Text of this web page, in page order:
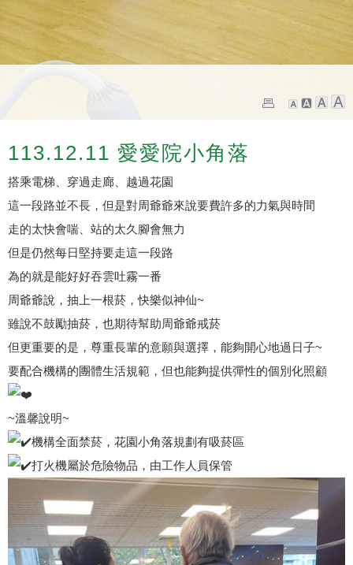
113.12.11 愛愛院小角落
搭乘電梯、穿過走廊、越過花園
這一段路並不長，但是對周爺爺來說要費許多的力氣與時間
走的太快會喘、站的太久腳會無力
但是仍然每日堅持要走這一段路
為的就是能好好吞雲吐霧一番
周爺爺說，抽上一根菸，快樂似神仙~
雖說不鼓勵抽菸，也期待幫助周爺爺戒菸
但更重要的是，尊重長輩的意願與選擇，能夠開心地過日子~
要配合機構的團體生活規範，但也能夠提供彈性的個別化照顧
~溫馨說明~
機構全面禁菸，花園小角落規劃有吸菸區
打火機屬於危險物品，由工作人員保管